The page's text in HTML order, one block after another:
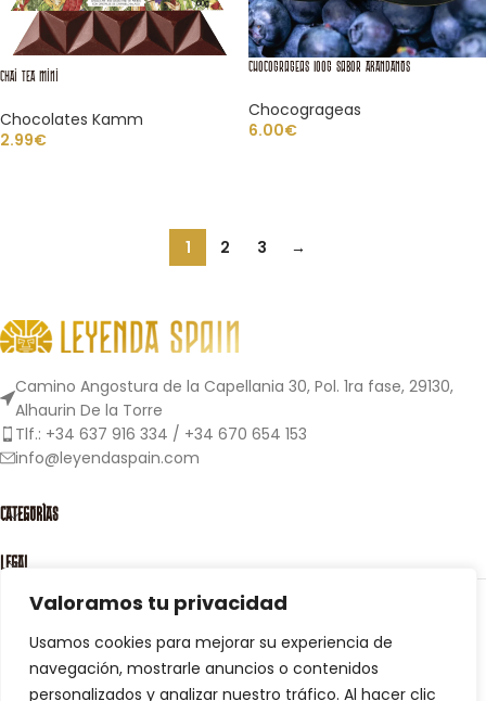
Valoramos tu privacidad
Usamos cookies para mejorar su experiencia de
navegación, mostrarle anuncios o contenidos
personalizados y analizar nuestro tráfico. Al hacer clic
CHAI TEA Mini
Chocolates Kamm
2.99€
Chocogrageas 100g sabor ARANDANOS
Chocogrageas
6.00€
1 2 3 →
Camino Angostura de la Capellania 30, Pol. 1ra fase, 29130,
Alhaurin De la Torre
Tlf.: +34 637 916 334 / +34 670 654 153
info@leyendaspain.com
CATEGORÍAS
LEGAL
LEYENDA SPAIN 2023 CREADA POR